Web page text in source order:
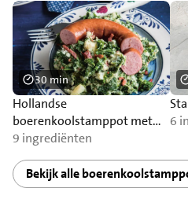
Hollandse
boerenkoolstamppot met
worst
9 ingrediënten
30 min
6
Bekijk alle